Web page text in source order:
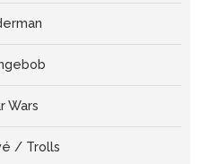
Wars
/ Trolls